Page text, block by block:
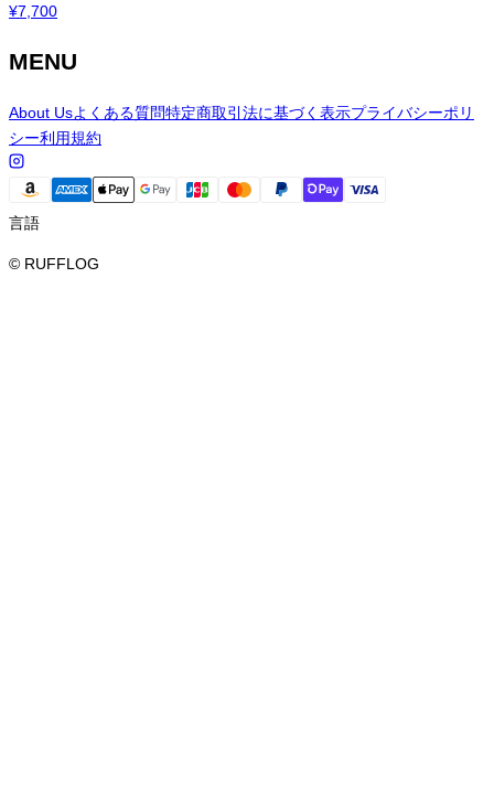
¥7,700
MENU
About Usよくある質問特定商取引法に基づく表示プライバシーポリ
シー利用規約
言語
© RUFFLOG